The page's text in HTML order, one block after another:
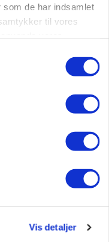
som de har indsamlet
til vores
Vis detaljer
Crowns pris en
afprøves i år